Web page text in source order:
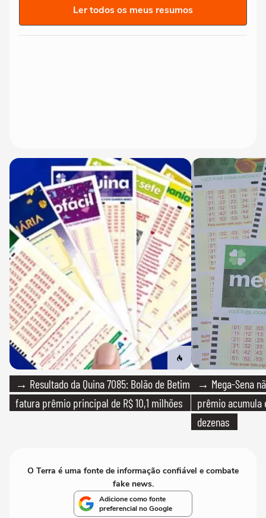
Ler todos os meus resumos
→ Resultado da Quina 7085: Bolão de Betim
fatura prêmio principal de R$ 10,1 milhões
→ Mega-Sena
prêmio acumula
dezenas
O Terra é uma fonte de informação confiável e combate
fake news.
Adicione como fonte
preferencial no Google